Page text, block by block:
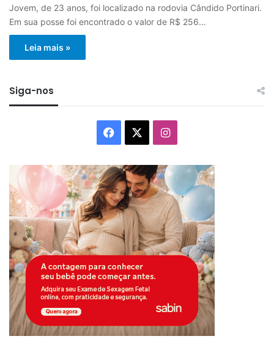
Jovem, de 23 anos, foi localizado na rodovia Cândido Portinari.
Em sua posse foi encontrado o valor de R$ 256…
Leia mais »
Siga-nos
Facebook Instagram